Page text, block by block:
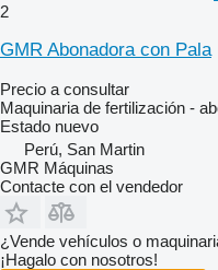
2
GMR Abonadora con Pala
Precio a consultar
Maquinaria de fertilización -
Estado nuevo
Perú, San Martin
GMR Máquinas
Contacte con el vendedor
¿Vende vehículos o
¡Hagalo con nosotros!